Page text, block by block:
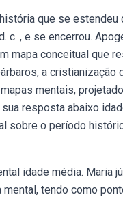
que se
c. , e se encerrou.
mapa conceitual que
a
mentais,
resposta abaixo
sobre o período
idade média.
tendo como